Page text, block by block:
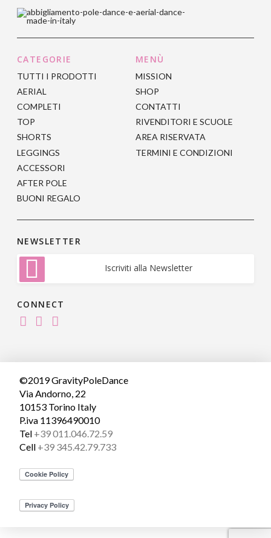
scelte
nella
pagina
del
prodotto
scelte
pagina
del
prodotto
più
varianti.
Le
essere
scelte
nella
pagina
del
prodotto
Le
essere
scelte
nella
pagina
del
prodotto
CATEGORIE
TUTTI I PRODOTTI
AERIAL
COMPLETI
TOP
SHORTS
LEGGINGS
ACCESSORI
AFTER POLE
BUONI REGALO
MENÙ
MISSION
SHOP
CONTATTI
RIVENDITORI E SCUOLE
AREA RISERVATA
TERMINI E CONDIZIONI
NEWSLETTER
Iscriviti alla Newsletter
CONNECT
©2019 GravityPoleDance
Via Andorno, 22
10153 Torino Italy
P.iva 11396490010
Tel +39 011.046.72.59
Cell +39 345.42.79.733